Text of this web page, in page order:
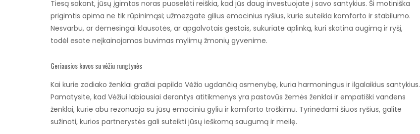
Tiesą sakant, jūsų įgimtas noras puoselėti reiškia, kad jūs daug investuojate į savo santykius. Ši motiniška
prigimtis apima ne tik rūpinimąsi; užmezgate gilius emocinius ryšius, kurie suteikia komforto ir stabilumo.
Nesvarbu, ar dėmesingai klausotės, ar apgalvotais gestais, sukuriate aplinką, kuri skatina augimą ir ryšį,
todėl esate neįkainojamas buvimas mylimų žmonių gyvenime.
Geriausios kovos su vėžiu rungtynės
Kai kurie zodiako ženklai gražiai papildo Vėžio ugdančią asmenybę, kuria harmoningus ir ilgalaikius santykius.
Pamatysite, kad Vėžiui labiausiai derantys atitikmenys yra pastovūs žemės ženklai ir empatiški vandens
ženklai, kurie abu rezonuoja su jūsų emociniu gyliu ir komforto troškimu. Tyrinėdami šiuos ryšius, galite
sužinoti, kurios partnerystės gali suteikti jūsų ieškomą saugumą ir meilę.